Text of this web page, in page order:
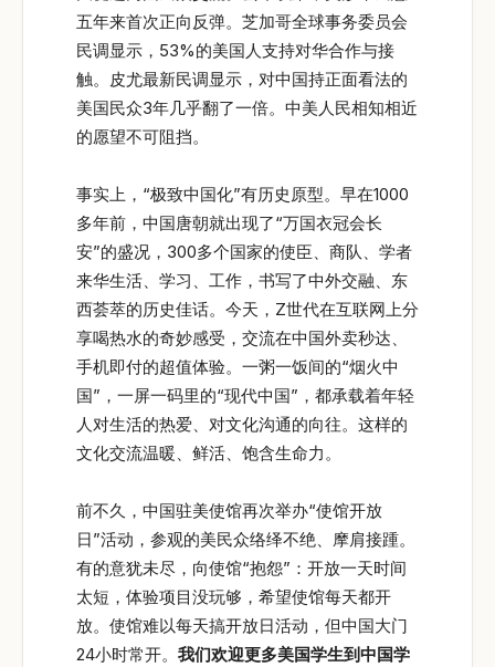
五年来首次正向反弹。芝加哥全球事务委员会
民调显示，53%的美国人支持对华合作与接
触。皮尤最新民调显示，对中国持正面看法的
美国民众3年几乎翻了一倍。中美人民相知相近
的愿望不可阻挡。
事实上，“极致中国化”有历史原型。早在1000
多年前，中国唐朝就出现了“万国衣冠会长
安”的盛况，300多个国家的使臣、商队、学者
来华生活、学习、工作，书写了中外交融、东
西荟萃的历史佳话。今天，Z世代在互联网上分
享喝热水的奇妙感受，交流在中国外卖秒达、
手机即付的超值体验。一粥一饭间的“烟火中
国”，一屏一码里的“现代中国”，都承载着年轻
人对生活的热爱、对文化沟通的向往。这样的
文化交流温暖、鲜活、饱含生命力。
前不久，中国驻美使馆再次举办“使馆开放
日”活动，参观的美民众络绎不绝、摩肩接踵。
有的意犹未尽，向使馆“抱怨”：开放一天时间
太短，体验项目没玩够，希望使馆每天都开
放。使馆难以每天搞开放日活动，但中国大门
24小时常开。 我们欢迎更多美国学生到中国学